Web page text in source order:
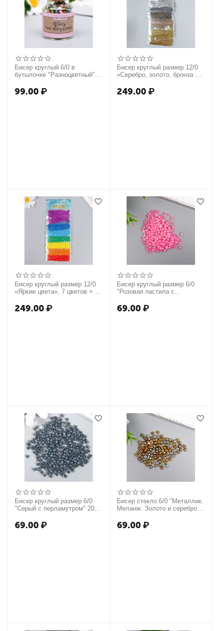
Бисер круглый 6/0 в
бутылочке "Разноцветный"
6075174
99.00₽
Бисер круглый размер 12/0
«Серебро, золото, бронза и
249.00₽
Бисер круглый размер 12/0
«Яркие цвета», 7 цветов × 10
249.00₽
Бисер круглый размер 6/0
"Розовая пастила с
69.00₽
Бисер круглый размер 6/0
"Серый с перламутром" 20 гр
69.00₽
Бисер стекло 6/0 "Металлик.
Меланж. Золото и серебро"
69.00₽